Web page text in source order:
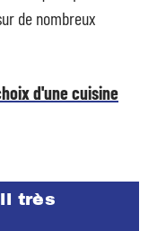
de nombreux
d'une cuisine
très